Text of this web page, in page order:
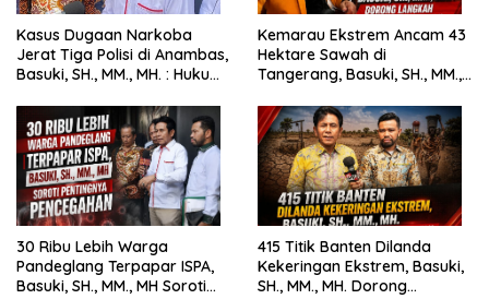
Kasus Dugaan Narkoba
Jerat Tiga Polisi di Anambas,
Basuki, SH., MM., MH. : Hukum
Kemarau Ekstrem Ancam 43
Hektare Sawah di
Tangerang, Basuki, SH., MM.,
Pemerintah
30 Ribu Lebih Warga
Pandeglang Terpapar ISPA,
Basuki, SH., MM., MH Soroti
415 Titik Banten Dilanda
Kekeringan Ekstrem, Basuki,
SH., MM., MH. Dorong